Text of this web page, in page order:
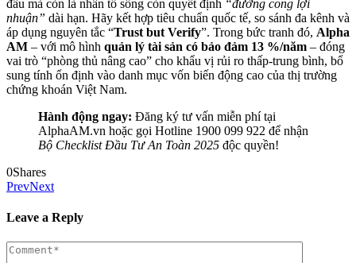
đầu mà còn là nhân tố sống còn quyết định “đường cong lợi
nhuận” dài hạn. Hãy kết hợp tiêu chuẩn quốc tế, so sánh đa kênh và
áp dụng nguyên tắc “Trust but Verify”. Trong bức tranh đó, Alpha
AM – với mô hình quản lý tài sản có bảo đảm 13 %/năm – đóng
vai trò “phòng thủ nâng cao” cho khẩu vị rủi ro thấp-trung bình, bổ
sung tính ổn định vào danh mục vốn biến động cao của thị trường
chứng khoán Việt Nam.
Hành động ngay: Đăng ký tư vấn miễn phí tại
AlphaAM.vn hoặc gọi Hotline 1900 099 922 để nhận
Bộ Checklist Đầu Tư An Toàn 2025 độc quyền!
0Shares
PrevNext
Leave a Reply